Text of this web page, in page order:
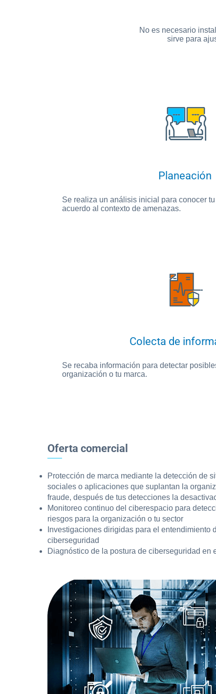
No es necesario
sirve para
Planeación
Se realiza un análisis inicial para conocer
acuerdo al contexto de amenazas.
Colecta de
Se recaba información para detectar
organización o tu marca.
Oferta comercial
Protección de marca mediante la detección de
sociales o aplicaciones que suplantan la
fraude, después de tus detecciones la
Monitoreo continuo del ciberespacio para
riesgos para la organización o tu sector
Investigaciones dirigidas para el entendimiento
ciberseguridad
Diagnóstico de la postura de ciberseguridad en